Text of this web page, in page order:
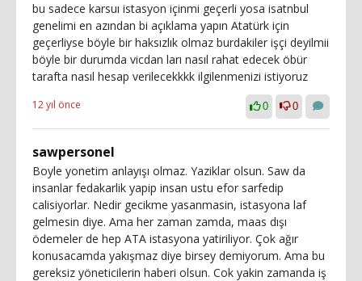
bu sadece karsuı istasyon içinmi geçerli yosa isatnbul
genelimi en azından bi açıklama yapın Atatürk için
geçerliyse böyle bir haksızlık olmaz burdakiler işçi deyilmii
böyle bir durumda vicdan ları nasıl rahat edecek öbür
tarafta nasıl hesap verilecekkkk ilgilenmenizi istiyoruz
12 yıl önce 0 0
sawpersonel
Boyle yonetim anlayışı olmaz. Yaziklar olsun. Saw da
insanlar fedakarlik yapip insan ustu efor sarfedip
calisiyorlar. Nedir gecikme yasanmasin, istasyona laf
gelmesin diye. Ama her zaman zamda, maas dışı
ödemeler de hep ATA istasyona yatiriliyor. Çok ağır
konusacamda yakışmaz diye birsey demiyorum. Ama bu
gereksiz yöneticilerin haberi olsun. Cok yakin zamanda iş